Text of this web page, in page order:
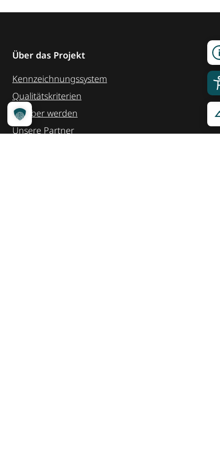
Über das Projekt
Kennzeichnungssystem
Qualitätskriterien
Erheber werden
Unsere Partner